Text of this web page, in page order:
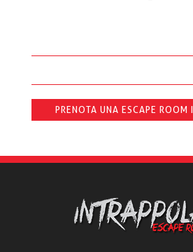
PRENOTA UNA ESCAPE ROOM